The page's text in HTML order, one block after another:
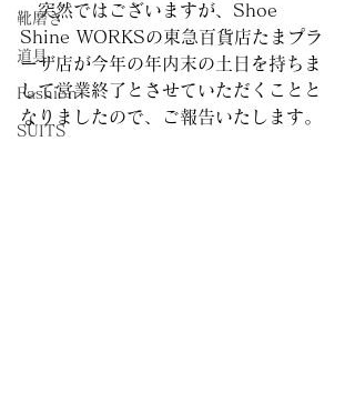
靴磨き
道具
Fashion
SUITS
突然ではございますが、Shoe
Shine WORKSの東急百貨店たまプラ
ーザ店が今年の年内末の土日を持ちま
して営業終了とさせていただくことと
なりましたので、ご報告いたします。